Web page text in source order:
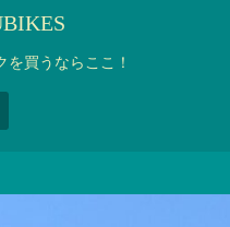
買うならここ！